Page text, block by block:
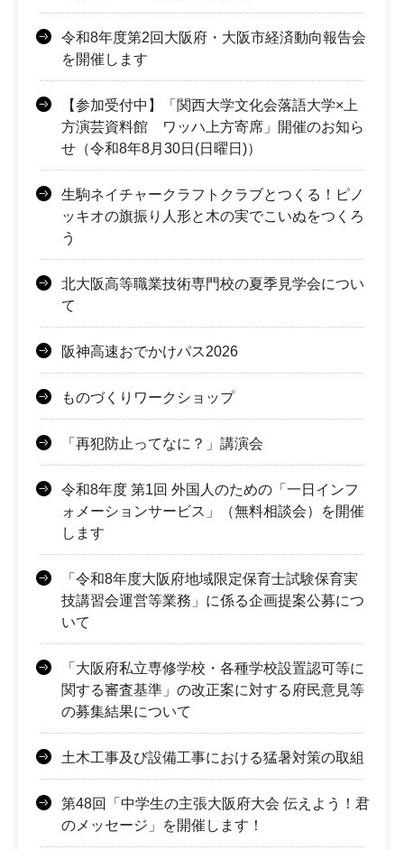
令和8年度第2回大阪府・大阪市経済動向報告会
を開催します
【参加受付中】「関西大学文化会落語大学×上
方演芸資料館 ワッハ上方寄席」開催のお知ら
せ（令和8年8月30日(日曜日)）
生駒ネイチャークラフトクラブとつくる！ピノ
ッキオの旗振り人形と木の実でこいぬをつくろ
う
北大阪高等職業技術専門校の夏季見学会につい
て
阪神高速おでかけパス2026
ものづくりワークショップ
「再犯防止ってなに？」講演会
令和8年度 第1回 外国人のための「一日インフ
ォメーションサービス」（無料相談会）を開催
します
「令和8年度大阪府地域限定保育士試験保育実
技講習会運営等業務」に係る企画提案公募につ
いて
「大阪府私立専修学校・各種学校設置認可等に
関する審査基準」の改正案に対する府民意見等
の募集結果について
土木工事及び設備工事における猛暑対策の取組
第48回「中学生の主張大阪府大会 伝えよう！君
のメッセージ」を開催します！